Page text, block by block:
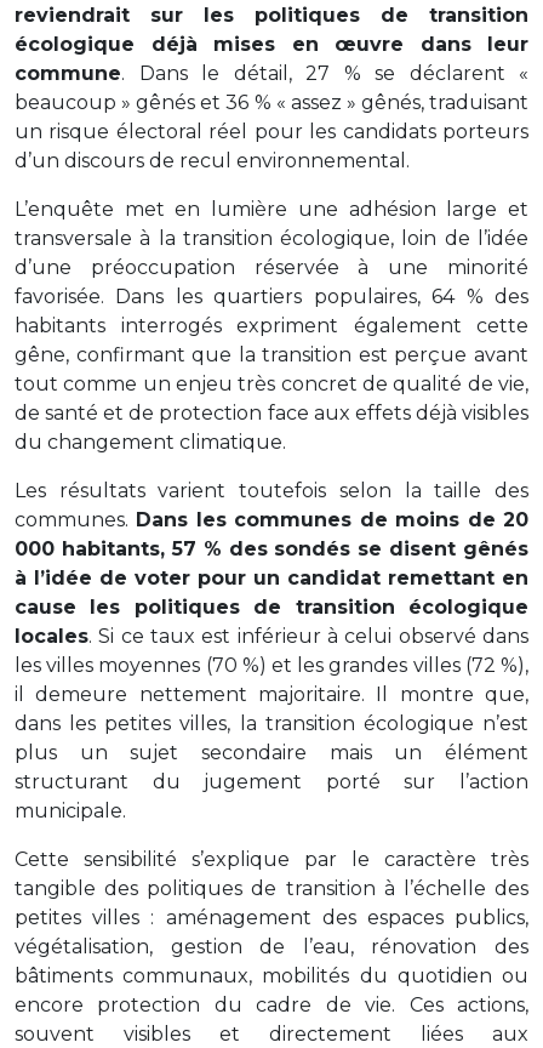
reviendrait sur les politiques de transition
écologique déjà mises en œuvre dans leur
commune. Dans le détail, 27 % se déclarent «
beaucoup » gênés et 36 % « assez » gênés, traduisant
un risque électoral réel pour les candidats porteurs
d’un discours de recul environnemental.
L’enquête met en lumière une adhésion large et
transversale à la transition écologique, loin de l’idée
d’une préoccupation réservée à une minorité
favorisée. Dans les quartiers populaires, 64 % des
habitants interrogés expriment également cette
gêne, confirmant que la transition est perçue avant
tout comme un enjeu très concret de qualité de vie,
de santé et de protection face aux effets déjà visibles
du changement climatique.
Les résultats varient toutefois selon la taille des
communes. Dans les communes de moins de 20
000 habitants, 57 % des sondés se disent gênés
à l’idée de voter pour un candidat remettant en
cause les politiques de transition écologique
locales. Si ce taux est inférieur à celui observé dans
les villes moyennes (70 %) et les grandes villes (72 %),
il demeure nettement majoritaire. Il montre que,
dans les petites villes, la transition écologique n’est
plus un sujet secondaire mais un élément
structurant du jugement porté sur l’action
municipale.
Cette sensibilité s’explique par le caractère très
tangible des politiques de transition à l’échelle des
petites villes : aménagement des espaces publics,
végétalisation, gestion de l’eau, rénovation des
bâtiments communaux, mobilités du quotidien ou
encore protection du cadre de vie. Ces actions,
souvent visibles et directement liées aux